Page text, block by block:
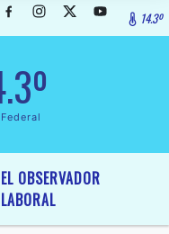
NÂº 6236/19 del14.3º
EL OBSERVADOR
LABORAL